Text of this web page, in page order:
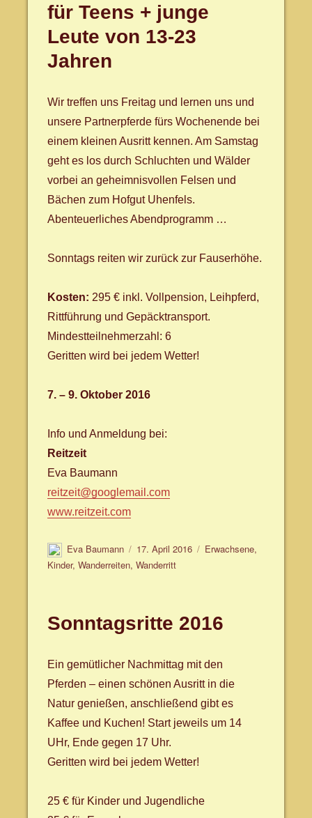
für Teens + junge
Leute von 13-23
Jahren
Wir treffen uns Freitag und lernen uns und
unsere Partnerpferde fürs Wochenende bei
einem kleinen Ausritt kennen. Am Samstag
geht es los durch Schluchten und Wälder
vorbei an geheimnisvollen Felsen und
Bächen zum Hofgut Uhenfels.
Abenteuerliches Abendprogramm …
Sonntags reiten wir zurück zur Fauserhöhe.
Kosten: 295 € inkl. Vollpension, Leihpferd,
Rittführung und Gepäcktransport.
Mindestteilnehmerzahl: 6
Geritten wird bei jedem Wetter!
7. – 9. Oktober 2016
Info und Anmeldung bei:
Reitzeit
Eva Baumann
reitzeit@googlemail.com
www.reitzeit.com
Autor
Eva Baumann
Veröffentlicht
am
17. April 2016 Schlagwörter
Erwachsene,
Kinder,Wanderreiten,Wanderritt
Sonntagsritte 2016
Ein gemütlicher Nachmittag mit den
Pferden – einen schönen Ausritt in die
Natur genießen, anschließend gibt es
Kaffee und Kuchen! Start jeweils um 14
UHr, Ende gegen 17 Uhr.
Geritten wird bei jedem Wetter!
25 € für Kinder und Jugendliche